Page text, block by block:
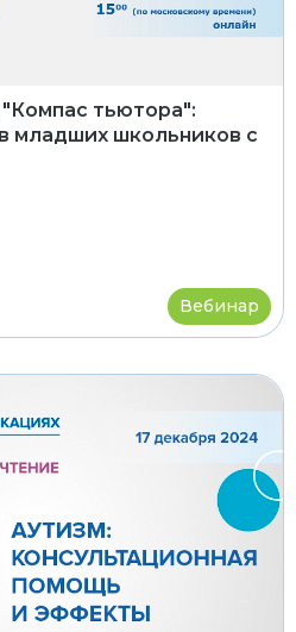
тьютора":
младших школьников с
Вебинар